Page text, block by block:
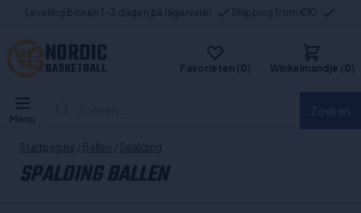
Levering binnen 1-3 dagen på lagervarer Shipping from €10
NORDIC
BASKETBALL Favorieten (0) Winkelmandje (0)
Menu
Startpagina / Ballen / Spalding
SPALDING BALLEN